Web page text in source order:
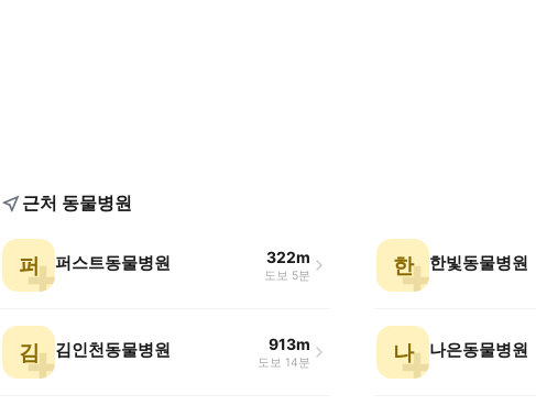
근처 동물병원
퍼 퍼스트동물병원 322m
도보 5분 한 한빛동물병원
김 김인천동물병원 913m
도보 14분 나 나은동물병원